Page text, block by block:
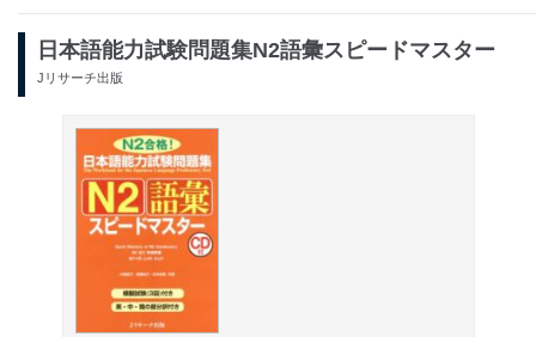
日本語能力試験問題集N2語彙スピードマスター
Jリサーチ出版